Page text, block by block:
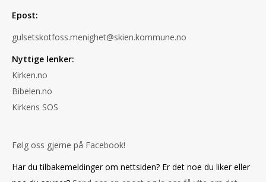
Epost:
gulsetskotfoss.menighet@skien.kommune.no
Nyttige lenker:
Kirken.no
Bibelen.no
Kirkens SOS
Følg oss gjerne på Facebook!
Har du tilbakemeldinger om nettsiden? Er det noe du liker eller